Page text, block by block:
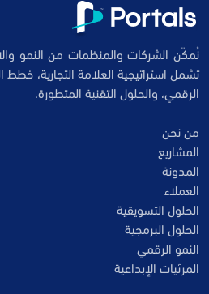
نُمكّن الشركات والمنظمات من النمو
تشمل استراتيجية العلامة التجارية، خطط
الرقمي، والحلول التقنية المتطورة.
من نحن
المشاريع
المدونة
العملاء
الحلول التسويقية
الحلول البرمجية
النمو الرقمي
المرئيات الإبداعية